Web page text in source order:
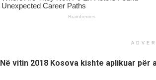
Në vitin 2018 Kosova kishte aplikuar për